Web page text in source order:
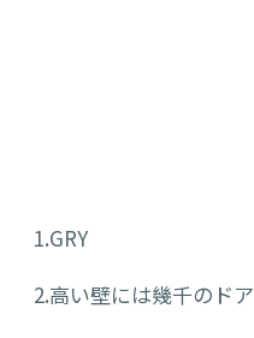
1.GRY
2.高い壁には幾千のドア